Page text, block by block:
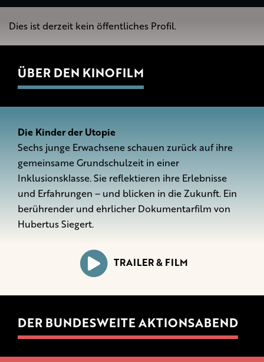
Dies ist derzeit kein öffentliches Profil.
ÜBER DEN KINOFILM
Die Kinder der Utopie
Sechs junge Erwachsene schauen zurück auf ihre
gemeinsame Grundschulzeit in einer
Inklusionsklasse. Sie reflektieren ihre Erlebnisse
und Erfahrungen – und blicken in die Zukunft. Ein
berührender und ehrlicher Dokumentarfilm von
Hubertus Siegert.
TRAILER & FILM
DER BUNDESWEITE AKTIONSABEND